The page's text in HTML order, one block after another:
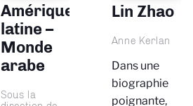
Amérique
latine –
Monde
arabe
Sous la
Lin Zhao
Anne Kerlan
Dans une
biographie
poignante,